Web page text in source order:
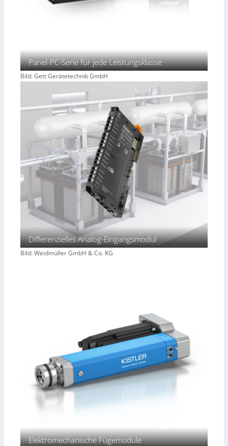
Panel-PC-Serie für jede Leistungsklasse
Bild: Gett Gerätetechnik GmbH
Differenzielles Analog-Eingangsmodul
Bild: Weidmüller GmbH & Co. KG
Elektromechanische Fügemodule